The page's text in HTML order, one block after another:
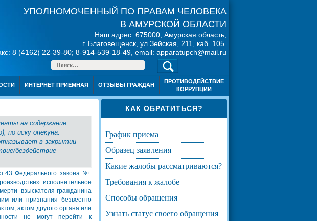
УПОЛНОМОЧЕННЫЙ ПО ПРАВАМ ЧЕЛОВЕКА
В АМУРСКОЙ ОБЛАСТИ
Наш адрес: 675000, Амурская область,
г. Благовещенск, ул.Зейская, 211, каб. 105.
8 (4162) 22-39-80; 8-914-539-18-49, email: apparatupch@mail.ru
ИНТЕРНЕТ ПРИЁМНАЯ ОТЗЫВЫ ГРАЖДАН
ПРОТИВОДЕЙСТВИЕ
КОРРУПЦИИ
на содержание
по иску опекуна.
в закрытии
бездействие
Федерального закона №
исполнительное
взыскателя-гражданина
или признания безвестно
актом другого органа или
не могут перейти к
КАК ОБРАТИТЬСЯ?
график приема
образец заявления
какие жалобы рассматриваются?
требования к жалобе
способы обращения
узнать статус своего обращения